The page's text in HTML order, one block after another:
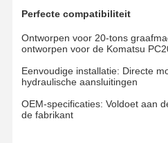
Thuis Producten
Perfecte compatibiliteit
Ontworpen voor 20-tons
ontworpen voor de Komatsu
Eenvoudige installatie: Directe
hydraulische aansluitingen
OEM-specificaties: Voldoet aan
de fabrikant